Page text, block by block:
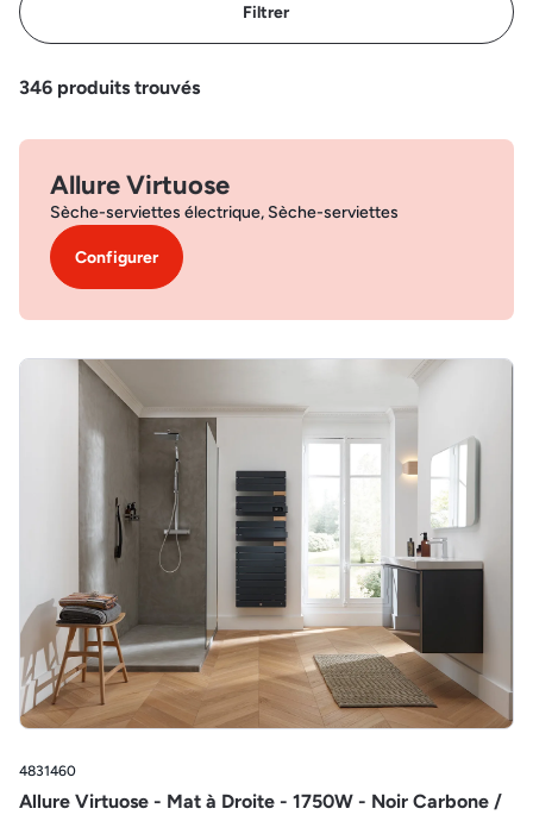
Filtrer
346 produits trouvés
Allure Virtuose
Sèche-serviettes électrique, Sèche-serviettes
Configurer
4831460
Allure Virtuose - Mat à Droite - 1750W - Noir Carbone /